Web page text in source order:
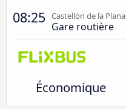
08:25 Castellón de la Plana
Gare routière
Économique